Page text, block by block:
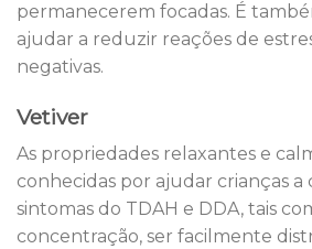
permanecerem focadas. É
ajudar a reduzir reações de
negativas.
Vetiver
As propriedades relaxantes e
conhecidas por ajudar crianças a
sintomas do TDAH e DDA, tais
concentração, ser facilmente